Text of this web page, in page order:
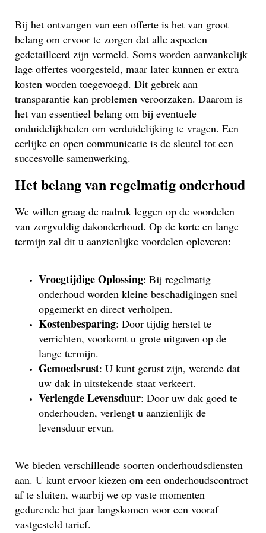
Bij het ontvangen van een offerte is het van groot
belang om ervoor te zorgen dat alle aspecten
gedetailleerd zijn vermeld. Soms worden aanvankelijk
lage offertes voorgesteld, maar later kunnen er extra
kosten worden toegevoegd. Dit gebrek aan
transparantie kan problemen veroorzaken. Daarom is
het van essentieel belang om bij eventuele
onduidelijkheden om verduidelijking te vragen. Een
eerlijke en open communicatie is de sleutel tot een
succesvolle samenwerking.
Het belang van regelmatig onderhoud
We willen graag de nadruk leggen op de voordelen
van zorgvuldig dakonderhoud. Op de korte en lange
termijn zal dit u aanzienlijke voordelen opleveren:
Vroegtijdige Oplossing: Bij regelmatig
onderhoud worden kleine beschadigingen snel
opgemerkt en direct verholpen.
Kostenbesparing: Door tijdig herstel te
verrichten, voorkomt u grote uitgaven op de
lange termijn.
Gemoedsrust: U kunt gerust zijn, wetende dat
uw dak in uitstekende staat verkeert.
Verlengde Levensduur: Door uw dak goed te
onderhouden, verlengt u aanzienlijk de
levensduur ervan.
We bieden verschillende soorten onderhoudsdiensten
aan. U kunt ervoor kiezen om een onderhoudscontract
af te sluiten, waarbij we op vaste momenten
gedurende het jaar langskomen voor een vooraf
vastgesteld tarief.